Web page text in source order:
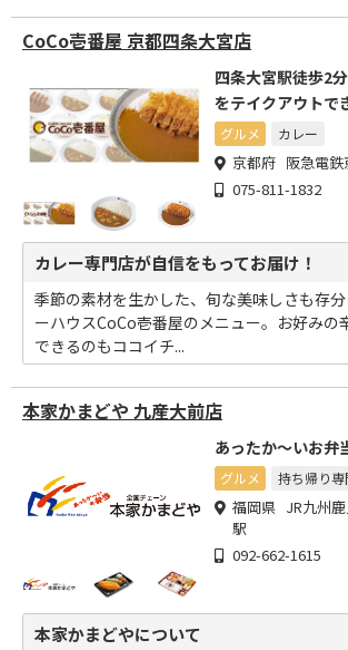
CoCo壱番屋 京都四条大宮店
四条大宮駅徒歩2
をテイクアウトで
グルメ カレー
京都府 阪急電鉄
075-811-1832
カレー専門店が自信をもってお届け！
季節の素材を生かした、旬な美味しさも存
ーハウスCoCo壱番屋のメニュー。お好みの
できるのもココイチ...
本家かまどや 九産大前店
あったか～いお弁
グルメ 持ち帰り
福岡県 JR九州
駅
092-662-1615
本家かまどやについて